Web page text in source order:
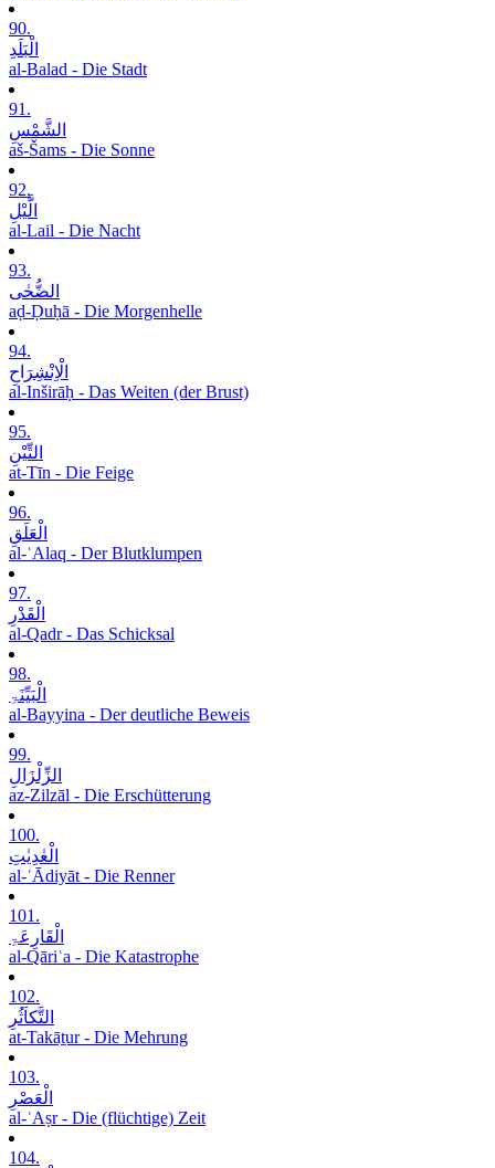
90.
الْبَلَدِ
al-Balad - Die Stadt
91.
الشَّمْسِ
aš-Šams - Die Sonne
92.
الَّیْلِ
al-Lail - Die Nacht
93.
الضُّحٰی
aḍ-Ḍuḥā - Die Morgenhelle
94.
الْاِنْشِرَاحِ
al-Inširāḥ - Das Weiten (der Brust)
95.
التِّیْنِ
at-Tīn - Die Feige
96.
الْعَلَقِ
al-ʿAlaq - Der Blutklumpen
97.
الْقَدْرِ
al-Qadr - Das Schicksal
98.
الْبَیِّنَۃِ
al-Bayyina - Der deutliche Beweis
99.
الزِّلْزَالِ
az-Zilzāl - Die Erschütterung
100.
الْعٰدِیٰتِ
al-ʿĀdiyāt - Die Renner
101.
الْقَارِعَۃِ
al-Qāriʿa - Die Katastrophe
102.
التَّکاَثُرِ
at-Takāṯur - Die Mehrung
103.
الْعَصْرِ
al-ʿAṣr - Die (flüchtige) Zeit
104.